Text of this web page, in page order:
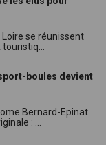
se réunissent
boules devient
Bernard-Epinat
: ...